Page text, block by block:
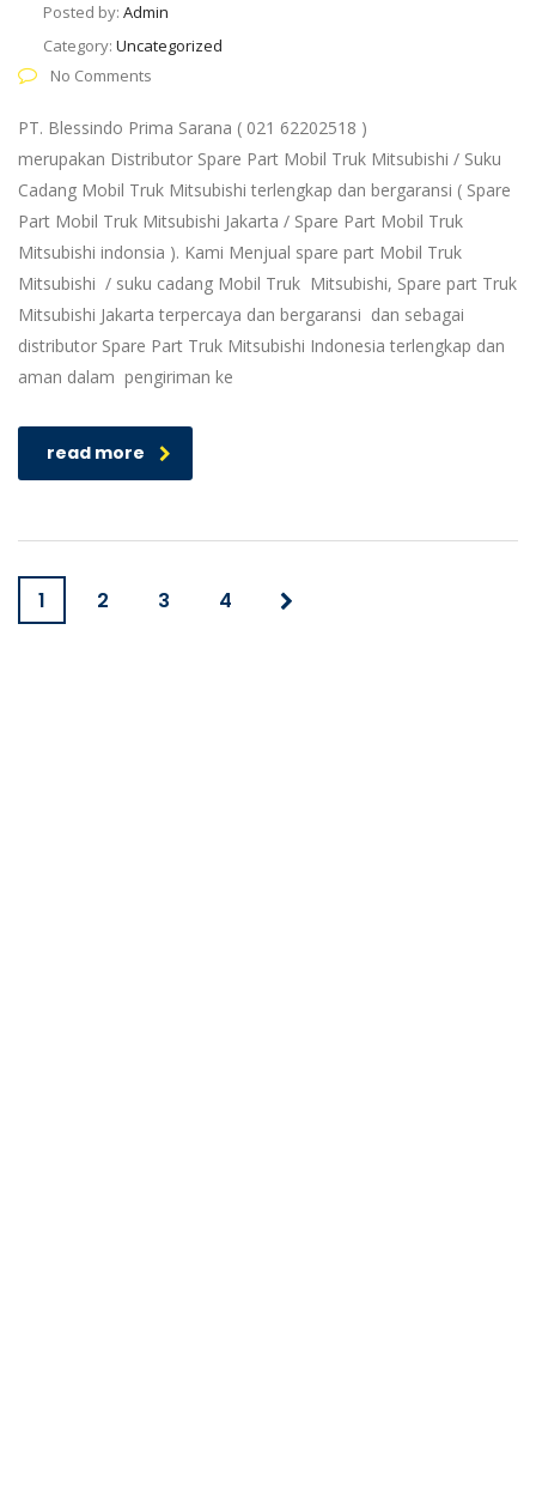
Posted by: Admin
Category: Uncategorized
No Comments
PT. Blessindo Prima Sarana ( 021 62202518 )
merupakan Distributor Spare Part Mobil Truk Mitsubishi / Suku
Cadang Mobil Truk Mitsubishi terlengkap dan bergaransi ( Spare
Part Mobil Truk Mitsubishi Jakarta / Spare Part Mobil Truk
Mitsubishi indonsia ). Kami Menjual spare part Mobil Truk
Mitsubishi / suku cadang Mobil Truk Mitsubishi, Spare part Truk
Mitsubishi Jakarta terpercaya dan bergaransi dan sebagai
distributor Spare Part Truk Mitsubishi Indonesia terlengkap dan
aman dalam pengiriman ke
read more
1 2 3 4